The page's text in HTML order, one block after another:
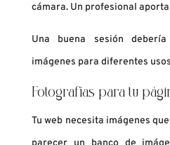
cámara. Un profesional
Una buena sesión
imágenes para diferentes
Fotografías para tu
Tu web necesita imágenes